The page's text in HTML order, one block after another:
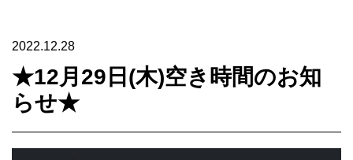
2022.12.28
★12月29日(木)空き時間のお知
らせ★